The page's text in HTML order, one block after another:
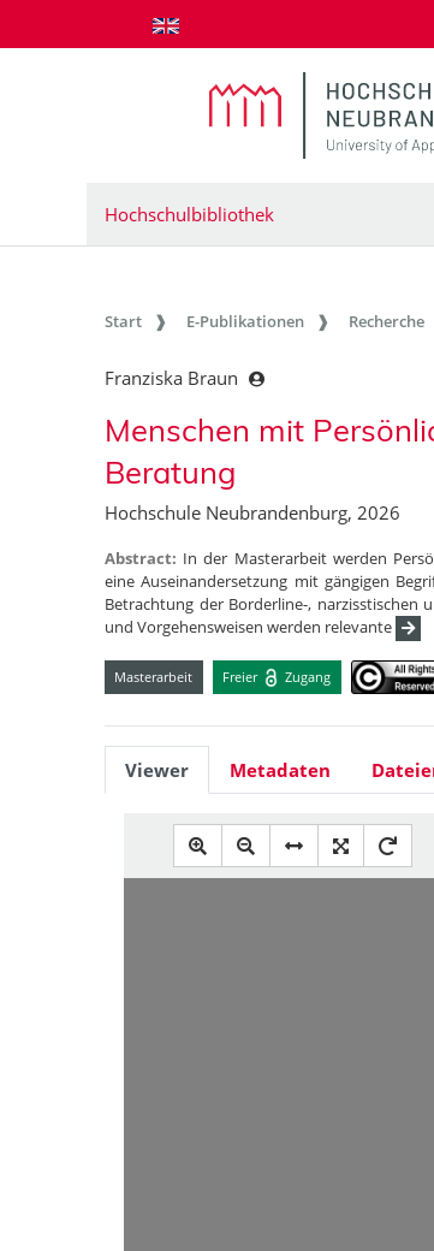
zum Inhalt springen
Hochschulbibliothek
Start E-Publikationen Recherche
Franziska Braun
Menschen mit
Beratung
Hochschule Neubrandenburg, 2026
Abstract: In der Masterarbeit werden
eine Auseinandersetzung mit gängigen
Betrachtung der Borderline-, narzisstischen
und Vorgehensweisen werden relevante
Masterarbeit Freier Zugang
Viewer Metadaten